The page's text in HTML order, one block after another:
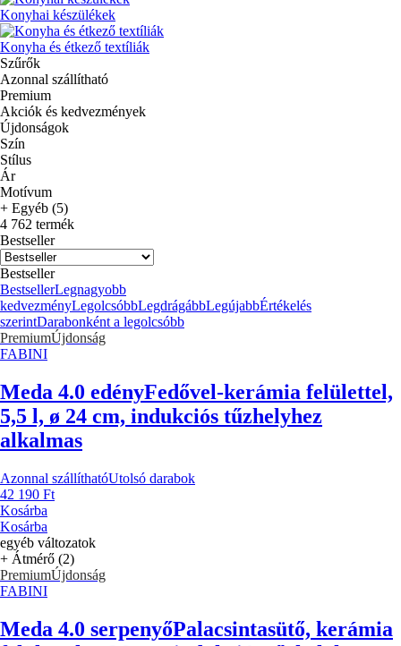
Konyhai készülékek
Konyha és étkező textíliák
Szűrők
Azonnal szállítható
Premium
Akciók és kedvezmények
Újdonságok
Szín
Stílus
Ár
Motívum
+ Egyéb (5)
4 762 termék
Bestseller
Bestseller
BestsellerLegnagyobb
kedvezményLegolcsóbbLegdrágábbLegújabbÉrtékelés
szerintDarabonként a legolcsóbb
PremiumÚjdonság
FABINI
Meda 4.0 edényFedővel-kerámia felülettel,
5,5 l, ø 24 cm, indukciós tűzhelyhez
alkalmas
Azonnal szállíthatóUtolsó darabok
42 190 Ft
Kosárba
Kosárba
egyéb változatok
+ Átmérő (2)
PremiumÚjdonság
FABINI
Meda 4.0 serpenyőPalacsintasütő, kerámia